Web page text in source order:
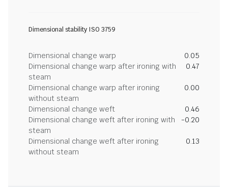
Dimensional stability ISO 3759
Dimensional change warp
0.05
Dimensional change warp after ironing with
steam
0.47
Dimensional change warp after ironing
without steam
0.00
Dimensional change weft
0.46
Dimensional change weft after ironing with
steam
-0.20
Dimensional change weft after ironing
without steam
0.13